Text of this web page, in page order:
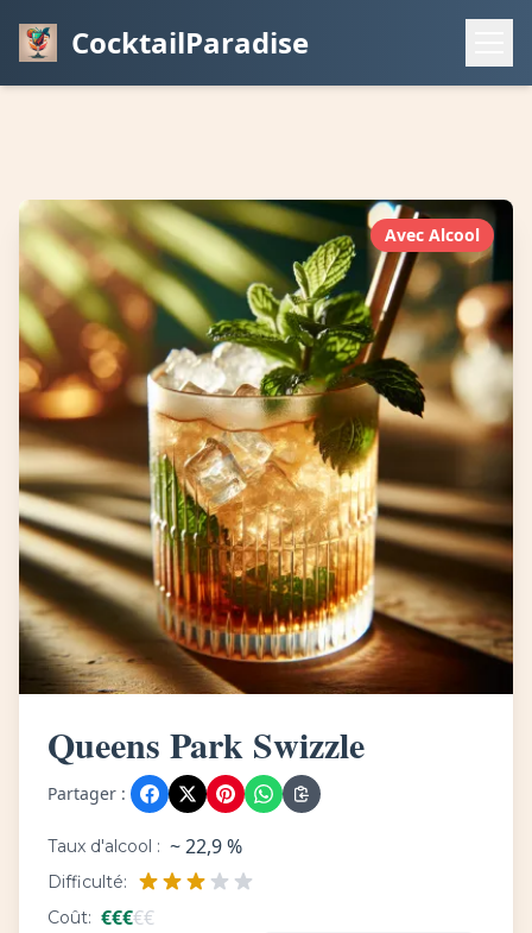
CocktailParadise
Avec Alcool
Queens Park Swizzle
Partager :
Taux d'alcool : ~ 22,9 %
Difficulté:
Coût: €€€€€